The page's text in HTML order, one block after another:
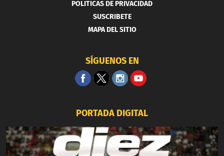
POLITICAS DE PRIVACIDAD
SUSCRIBETE
MAPA DEL SITIO
SÍGUENOS EN
PORTADA DIGITAL